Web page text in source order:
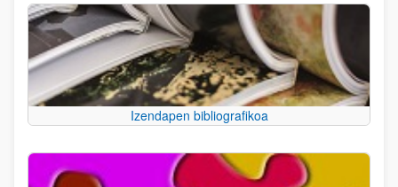
Izendapen bibliografikoa